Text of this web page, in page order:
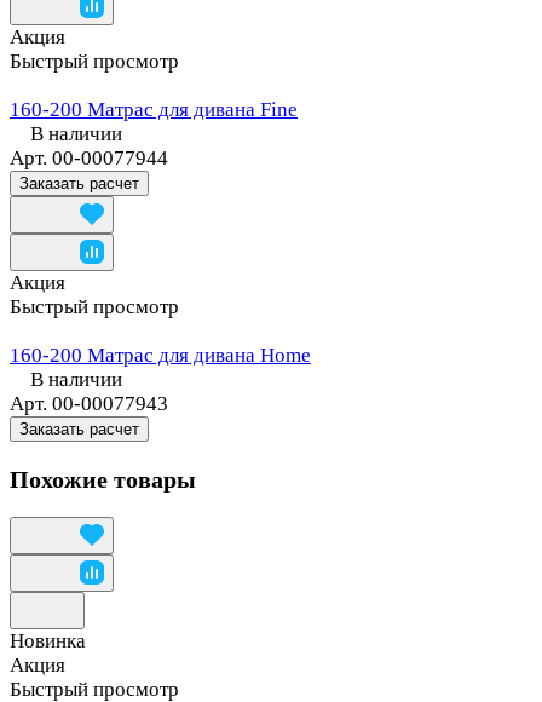
Акция
Быстрый просмотр
160-200 Матрас для дивана Fine
В наличии
Арт. 00-00077944
Заказать расчет
Акция
Быстрый просмотр
160-200 Матрас для дивана Home
В наличии
Арт. 00-00077943
Заказать расчет
Похожие товары
Новинка
Акция
Быстрый просмотр